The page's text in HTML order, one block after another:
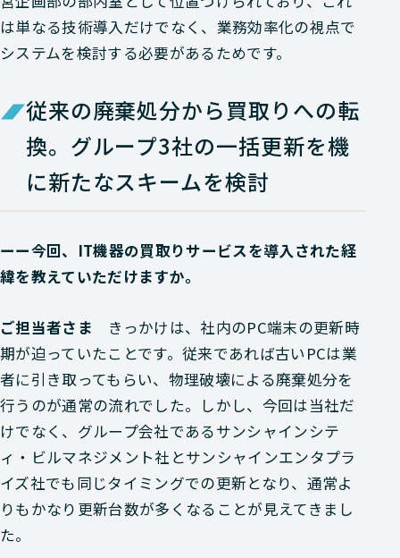
は単なる技術導入だけでなく、業務効率化の視点で
システムを検討する必要があるためです。
従来の廃棄処分から買取りへの転
換。グループ3社の一括更新を機
に新たなスキームを検討
ーー今回、IT機器の買取りサービスを導入された経
緯を教えていただけますか。
ご担当者さま きっかけは、社内のPC端末の更新時
期が迫っていたことです。従来であれば古いPCは業
者に引き取ってもらい、物理破壊による廃棄処分を
行うのが通常の流れでした。しかし、今回は当社だ
けでなく、グループ会社であるサンシャインシテ
ィ・ビルマネジメント社とサンシャインエンタプラ
イズ社でも同じタイミングでの更新となり、通常よ
りもかなり更新台数が多くなることが見えてきまし
た。